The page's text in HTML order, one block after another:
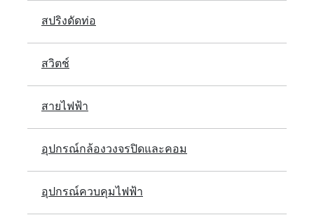
สปริงดัดท่อ
สวิตช์
สายไฟฟ้า
อุปกรณ์กล้องวงจรปิดและคอม
อุปกรณ์ควบคุมไฟฟ้า